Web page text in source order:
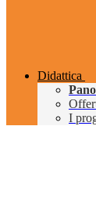
Didattica
I